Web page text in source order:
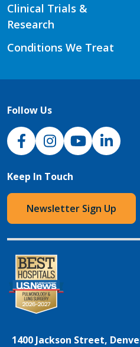
Clinical Trials &
Research
Conditions We Treat
Follow Us
NJH Facebook
InstagramNJH YouTube
NJH
Keep In Touch
Newsletter Sign Up
1400 Jackson Street,